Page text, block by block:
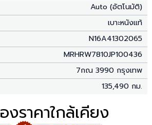
Auto (อัตโนมัติ)
เบาะหนังแท้
N16A41302065
MRHRW7810JP100436
7กณ 3990 กรุงเทพ
135,490 กม.
ราคาใกล้เคียง